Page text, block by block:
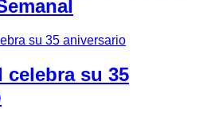
celebra su 35